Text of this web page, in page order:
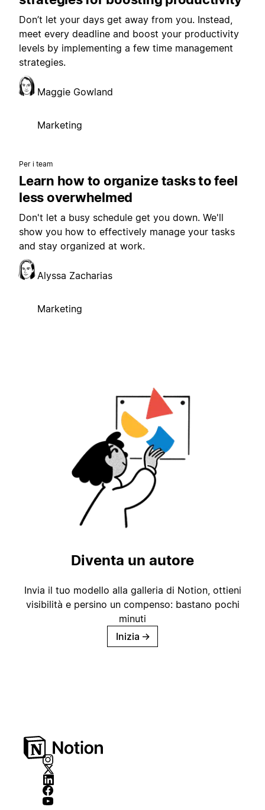
Don’t let your days get away from you. Instead,
meet every deadline and boost your productivity
levels by implementing a few time management
strategies.
Maggie Gowland
Marketing
Per i team
Learn how to organize tasks to feel
less overwhelmed
Don't let a busy schedule get you down. We'll
show you how to effectively manage your tasks
and stay organized at work.
Alyssa Zacharias
Marketing
Diventa un autore
Invia il tuo modello alla galleria di Notion, ottieni
visibilità e persino un compenso: bastano pochi
minuti
Inizia →